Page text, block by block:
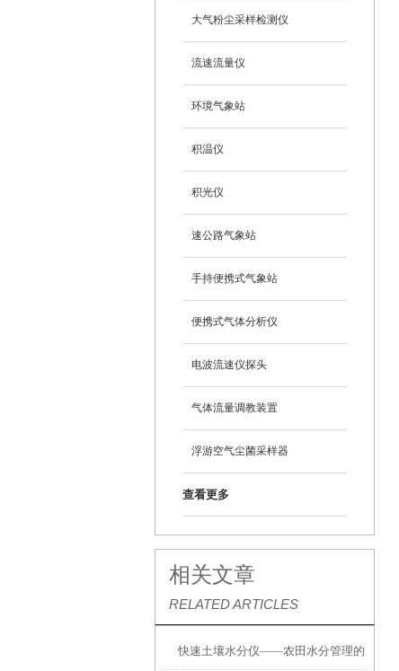
大气粉尘采样检测仪
流速流量仪
环境气象站
积温仪
积光仪
速公路气象站
手持便携式气象站
便携式气体分析仪
电波流速仪探头
气体流量调教装置
浮游空气尘菌采样器
查看更多
相关文章
RELATED ARTICLES
快速土壤水分仪——农田水分管理的